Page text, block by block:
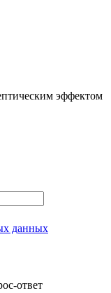
эффектом
данных
ответ